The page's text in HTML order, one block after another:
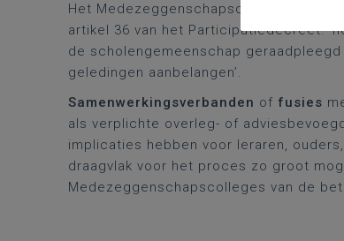
Het Medezeggenschapscollege heeft
artikel 36 van het Participatiedecreet:
de scholengemeenschap
geledingen aanbelangen’.
Samenwerkingsverbanden of fusies
als verplichte overleg- of
implicaties hebben voor leraren,
draagvlak voor het proces zo groot
Medezeggenschapscolleges van de